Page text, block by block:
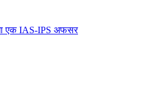
एक IAS-IPS अफसर